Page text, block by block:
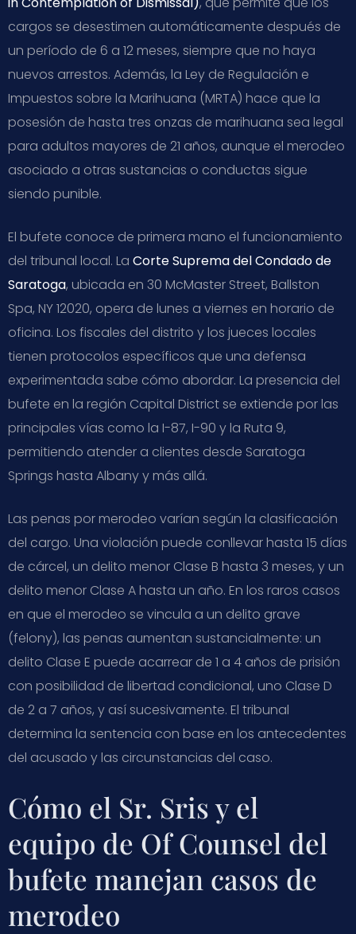
cargos se desestimen automáticamente después de
un período de 6 a 12 meses, siempre que no haya
nuevos arrestos. Además, la Ley de Regulación e
Impuestos sobre la Marihuana (MRTA) hace que la
posesión de hasta tres onzas de marihuana sea legal
para adultos mayores de 21 años, aunque el merodeo
asociado a otras sustancias o conductas sigue
siendo punible.
El bufete conoce de primera mano el funcionamiento
del tribunal local. La Corte Suprema del Condado de
Saratoga, ubicada en 30 McMaster Street, Ballston
Spa, NY 12020, opera de lunes a viernes en horario de
oficina. Los fiscales del distrito y los jueces locales
tienen protocolos específicos que una defensa
experimentada sabe cómo abordar. La presencia del
bufete en la región Capital District se extiende por las
principales vías como la I-87, I-90 y la Ruta 9,
permitiendo atender a clientes desde Saratoga
Springs hasta Albany y más allá.
Las penas por merodeo varían según la clasificación
del cargo. Una violación puede conllevar hasta 15 días
de cárcel, un delito menor Clase B hasta 3 meses, y un
delito menor Clase A hasta un año. En los raros casos
en que el merodeo se vincula a un delito grave
(felony), las penas aumentan sustancialmente: un
delito Clase E puede acarrear de 1 a 4 años de prisión
con posibilidad de libertad condicional, uno Clase D
de 2 a 7 años, y así sucesivamente. El tribunal
determina la sentencia con base en los antecedentes
del acusado y las circunstancias del caso.
Cómo el Sr. Sris y el
equipo de Of Counsel del
bufete manejan casos de
merodeo